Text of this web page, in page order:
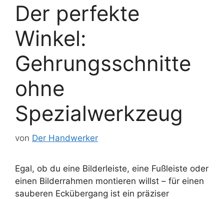
Der perfekte
Winkel:
Gehrungsschnitte
ohne
Spezialwerkzeug
von Der Handwerker
Egal, ob du eine Bilderleiste, eine Fußleiste oder
einen Bilderrahmen montieren willst – für einen
sauberen Eckübergang ist ein präziser